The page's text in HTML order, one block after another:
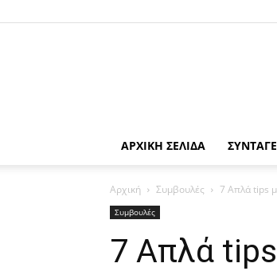
ΑΡΧΙΚΗ ΣΕΛΙΔΑ
Αρχική Συμβουλές 7 Απλά tips
Συμβουλές
7 Απλά tips